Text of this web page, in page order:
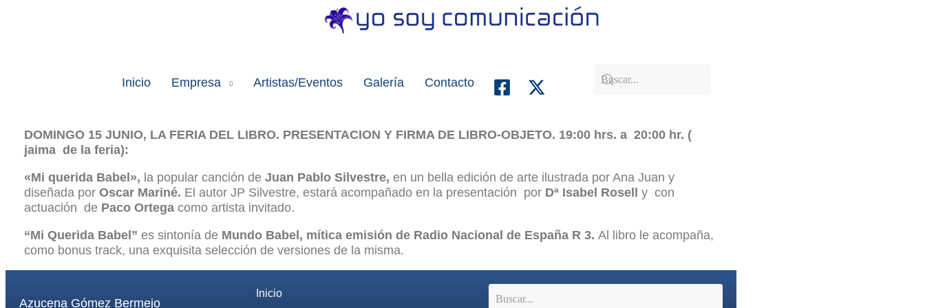
Inicio Empresa Artistas/Eventos Galería Contacto
DOMINGO 15 JUNIO, LA FERIA DEL LIBRO. PRESENTACION Y FIRMA DE LIBRO-OBJETO. 19:00 hrs. a 20:00 hr. (
jaima de la feria):
«Mi querida Babel», la popular canción de Juan Pablo Silvestre, en un bella edición de arte ilustrada por Ana Juan y
diseñada por Oscar Mariné. El autor JP Silvestre, estará acompañado en la presentación por Dª Isabel Rosell y con
actuación de Paco Ortegacomo artista invitado.
“Mi Querida Babel” es sintonía de Mundo Babel, mítica emisión de Radio Nacional de España R 3. Al libro le acompaña,
como bonus track, una exquisita selección de versiones de la misma.
Azucena Gómez Bermejo
Inicio